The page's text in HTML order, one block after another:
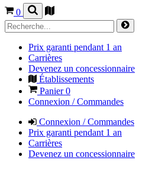
0
Prix garanti pendant 1 an
Carrières
Devenez un concessionnaire
Établissements
Panier0
Connexion / Commandes
Connexion / Commandes
Prix garanti pendant 1 an
Carrières
Devenez un concessionnaire